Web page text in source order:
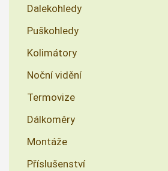
Dalekohledy
Puškohledy
Kolimátory
Noční vidění
Termovize
Dálkoměry
Montáže
Příslušenství